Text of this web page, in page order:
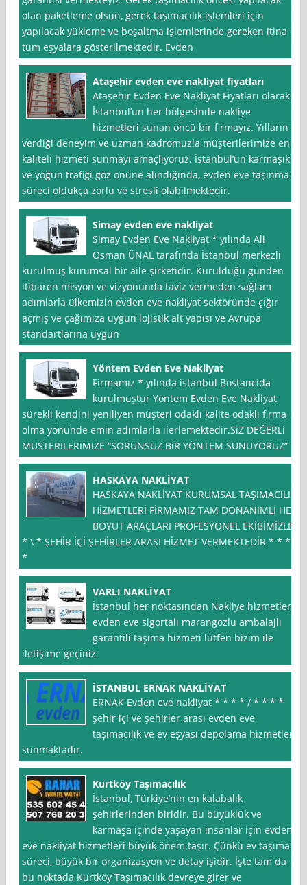
olan paketleme olsun, gerek taşımacılık işlemleri için
yapılacak yükleme ve boşaltma işlemlerinde gereken itina
tüm eşyalara gösterilmektedir. Evden
Ataşehir evden eve nakliyat fiyatları
Ataşehir Evden Eve Nakliyat Fiyatları olarak
İstanbul‘un her bölgesinde nakliye
hizmetleri sunan öncü bir firmayız. Yılların
verdiği deneyim ve uzman kadromuzla müşterilerimize en
kaliteli hizmeti sunmayı amaçlıyoruz. İstanbul’un karmaşık
ve yoğun trafiği göz önüne alındığında, evden eve taşınma
süreci oldukça zorlu ve stresli olabilmektedir.
Simay evden eve nakliyat
Simay Evden Eve Nakliyat * yılında Ali
Osman ÜNAL tarafında İstanbul merkezli
kurulmuş kurumsal bir aile şirketidir. Kurulduğu günden
itibaren misyon ve vizyonunda taviz vermeden sağlam
adımlarla ülkemizin evden eve nakliyat sektöründe çığır
açmış ve çağımıza uygun lojistik alt yapısı ve Avrupa
standartlarına uygun
Yöntem Evden Eve Nakliyat
Firmamız * yılında istanbul Bostancida
kurulmuştur Yöntem Evden Eve Nakliyat
sürekli kendini yeniliyen müşteri odaklı kalite odaklı firma
olma yönünde emin adımlarla ilerlemektedir.SiZ DEĞERLi
MUSTERILERIMIZE “SORUNSUZ BiR YÖNTEM SUNUYORUZ”
HASKAYA NAKLİYAT
HASKAYA NAKLİYAT KURUMSAL TAŞIMACILIK
HİZMETLERİ FİRMAMIZ TAM DONANIMLI HER
BOYUT ARAÇLARI PROFESYONEL EKİBİMİZLE
* \ * ŞEHİR İÇİ ŞEHİRLER ARASI HİZMET VERMEKTEDİR * * *
*
VARLI NAKLİYAT
İstanbul her noktasından Nakliye hizmetleri
evden eve sigortalı marangozlu ambalajlı
garantili taşıma hizmeti lütfen bizim ile
iletişime geçiniz.
İSTANBUL ERNAK NAKLİYAT
ERNAK Evden eve nakliyat * * * * / * * * *
şehir içi ve şehirler arası evden eve
taşımacılık ve ev eşyası depolama hizmetleri
sunmaktadır.
Kurtköy Taşımacılık
İstanbul, Türkiye’nin en kalabalık
şehirlerinden biridir. Bu büyüklük ve
karmaşa içinde yaşayan insanlar için evden
eve nakliyat hizmetleri büyük önem taşır. Çünkü ev taşıma
süreci, büyük bir organizasyon ve detay işidir. İşte tam da
bu noktada Kurtköy Taşımacılık devreye girer ve